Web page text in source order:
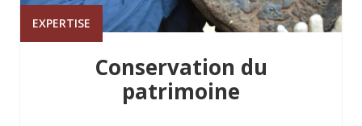
EXPERTISE
Conservation du
patrimoine